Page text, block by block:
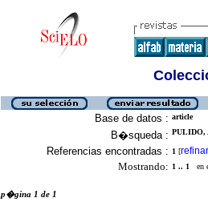
Base de datos : article
B�squeda : PULIDO,
Referencias encontradas : 1 [refinar
Mostrando: 1 .. 1 en
p�gina 1 de 1